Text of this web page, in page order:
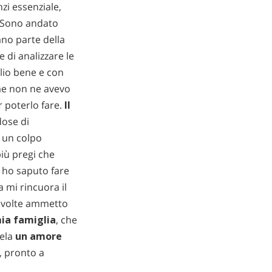
essenziale,
andato
parte della
di analizzare le
bene e con
non ne avevo
poterlo fare. Il
di
colpo
pregi che
saputo fare
mi rincuora il
ammetto
famiglia, che
un amore
pronto a